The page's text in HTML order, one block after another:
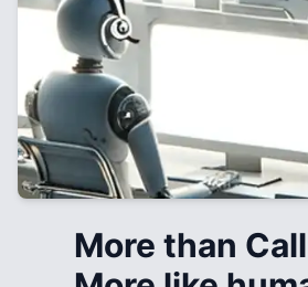
More than